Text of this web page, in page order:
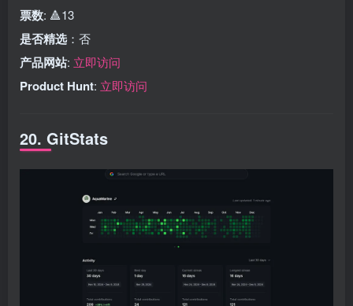
票数: 🔺13
是否精选 ：否
产品网站: 立即访问
Product Hunt: 立即访问
20. GitStats